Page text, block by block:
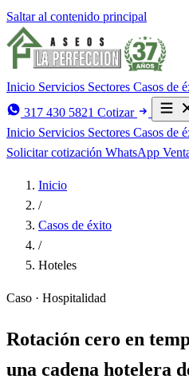
Saltar al contenido principal
Inicio Servicios Sectores Casos de
317 430 5821 Cotizar
Inicio Servicios Sectores Casos de
Solicitar cotización WhatsApp
Inicio
/
Casos de éxito
/
Hoteles
Caso · Hospitalidad
Rotación cero en
una cadena hotelera